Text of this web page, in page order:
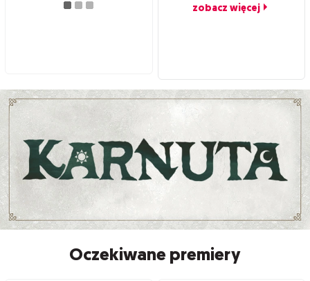
zobacz więcej
Oczekiwane premiery